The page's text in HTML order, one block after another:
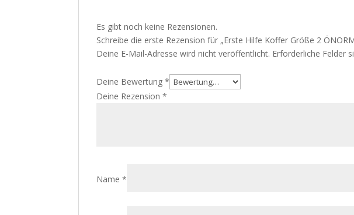
Es gibt noch keine Rezensionen.
Schreibe die erste Rezension für „Erste Hilfe Koffer Größe 2
Deine E-Mail-Adresse wird nicht veröffentlicht. Erforderliche Felder
Deine Bewertung*
Deine Rezension*
Name*